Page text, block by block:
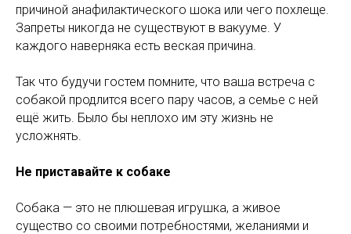
причиной анафилактического шока или чего похлеще.
Запреты никогда не существуют в вакууме. У
каждого наверняка есть веская причина.
Так что будучи гостем помните, что ваша встреча с
собакой продлится всего пару часов, а семье с ней
ещё жить. Было бы неплохо им эту жизнь не
усложнять.
Не приставайте к собаке
Собака — это не плюшевая игрушка, а живое
существо со своими потребностями, желаниями и